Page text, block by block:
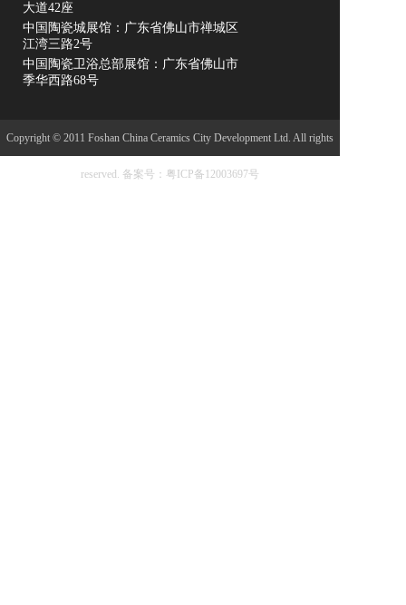
大道42座
中国陶瓷城展馆：广东省佛山市禅城区
江湾三路2号
中国陶瓷卫浴总部展馆：广东省佛山市
季华西路68号
Copyright © 2011 Foshan China Ceramics City Development Ltd. All rights
reserved. 备案号：粤ICP备12003697号